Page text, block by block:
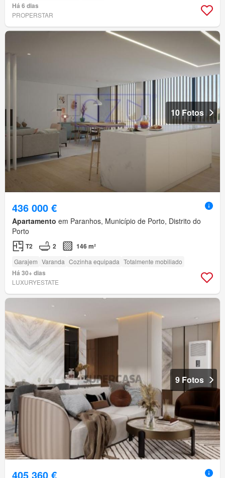
Há 6 dias
PROPERSTAR
10 Fotos
436 000 €
Apartamento em Paranhos, Município de Porto, Distrito do
Porto
T2 2 146 m²
Garajem Varanda Cozinha equipada Totalmente mobiliado
Há 30+ dias
LUXURYESTATE
9 Fotos
405 360 €